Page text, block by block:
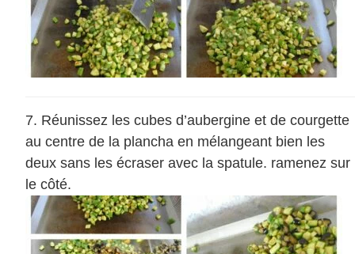
Réunissez les cubes d’aubergine et de courgette
au centre de la plancha en mélangeant bien les
deux sans les écraser avec la spatule. ramenez sur
le côté.